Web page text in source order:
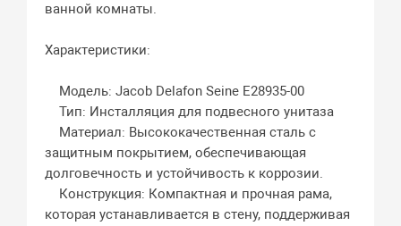
ванной комнаты.
Характеристики:
Модель: Jacob Delafon Seine E28935-00
Тип: Инсталляция для подвесного унитаза
Материал: Высококачественная сталь с
защитным покрытием, обеспечивающая
долговечность и устойчивость к коррозии.
Конструкция: Компактная и прочная рама,
которая устанавливается в стену, поддерживая